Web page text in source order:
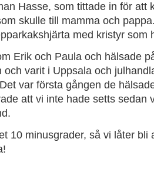
Hasse, som tittade in för att
skulle till mamma och
med kristyr som
Erik och Paula och hälsade
och varit i Uppsala och
var första gången de
att vi inte hade setts sedan
10 minusgrader, så vi låter bli